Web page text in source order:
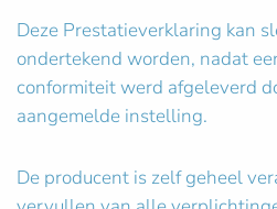
Deze Prestatieverklaring kan
ondertekend worden, nadat
conformiteit werd afgeleverd
aangemelde instelling.
De producent is zelf geheel